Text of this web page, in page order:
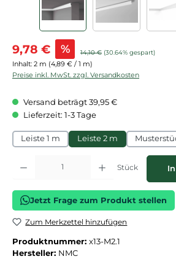
Verkaufspreis:
9,78 € % Regulärer Preis:
14,10 € (30.64% gespart)
Inhalt: 2 m (4,89 € / 1 m)
Preise inkl. MwSt. zzgl. Versandkosten
Versand beträgt 39,95 €
Lieferzeit: 1-3 Tage
Leiste 1 m Leiste 2 m
Produkt Anzahl: Gib den gewünschten Wert
Stück
Jetzt Frage zum Produkt stellen
Zum Merkzettel hinzufügen
Produktnummer: x13-M2.1
Hersteller: NMC